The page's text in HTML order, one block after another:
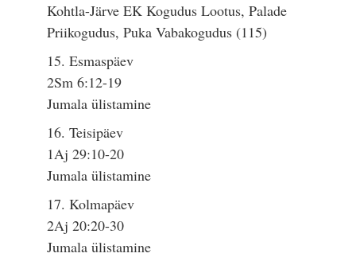
Kohtla-Järve EK Kogudus Lootus, Palade
Priikogudus, Puka Vabakogudus (115)
15. Esmaspäev
2Sm 6:12-19
Jumala ülistamine
16. Teisipäev
1Aj 29:10-20
Jumala ülistamine
17. Kolmapäev
2Aj 20:20-30
Jumala ülistamine